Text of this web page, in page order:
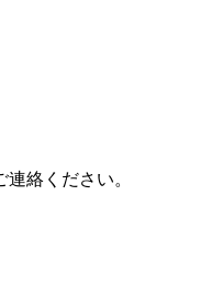
絡ください。